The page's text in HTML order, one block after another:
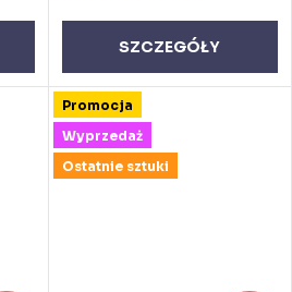
SZCZEGÓŁY
Promocja
Wyprzedaż
Ostatnie sztuki